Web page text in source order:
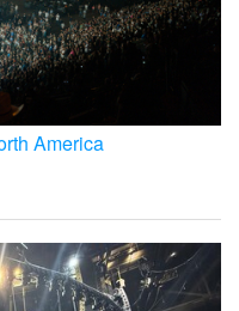
America